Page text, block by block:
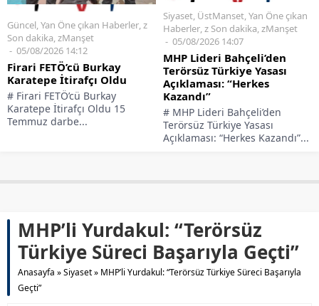
Güncel,Yan Öne çıkan Haberler,z
Son dakika,zManşet
05/08/2026 14:12
Firari FETÖ’cü Burkay
Karatepe İtirafçı Oldu
# Firari FETÖ’cü Burkay
Karatepe İtirafçı Oldu 15
Temmuz darbe...
Siyaset, ÜstManset,Yan Öne çıkan
Haberler,z Son dakika,zManşet
05/08/2026 14:07
MHP Lideri Bahçeli’den
Terörsüz Türkiye Yasası
Açıklaması: “Herkes
Kazandı”
# MHP Lideri Bahçeli’den
Terörsüz Türkiye Yasası
Açıklaması: “Herkes Kazandı”...
MHP’li Yurdakul: “Terörsüz
Türkiye Süreci Başarıyla Geçti”
Anasayfa »Siyaset» MHP’li Yurdakul: “Terörsüz Türkiye Süreci Başarıyla
Geçti”